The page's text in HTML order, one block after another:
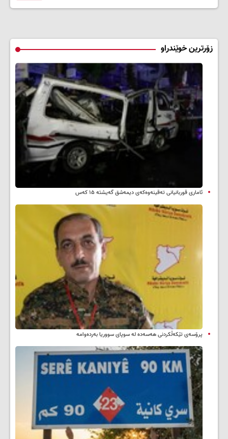
زۆرترین خوێندراو
ئاماری قوربانیانی تەقینەوەکەی دیمەشق گەیشتە ۱۵ کەس
پرۆسەی تێکەڵکردنی هەسەدە لە سوپای سووریا بەردەوامە